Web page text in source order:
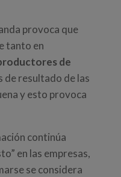
provoca que
tanto en
de
de resultado de las
y esto provoca
continúa
en las empresas,
se considera